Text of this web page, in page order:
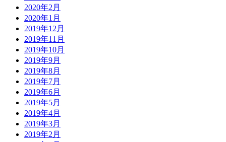
2020年2月
2020年1月
2019年12月
2019年11月
2019年10月
2019年9月
2019年8月
2019年7月
2019年6月
2019年5月
2019年4月
2019年3月
2019年2月